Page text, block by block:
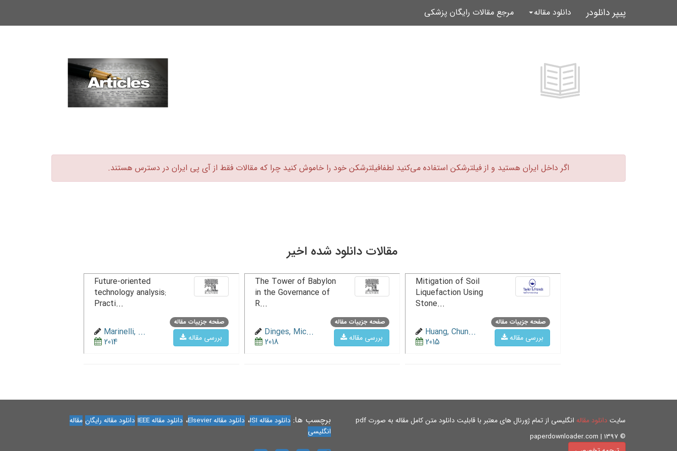
پیپر دانلودر دانلود مقاله مرجع مقالات رایگان پزشکی
اگر داخل ایران هستید و از فیلترشکن استفاده می‌کنید لطفافیلترشکن خود را خاموش کنید چرا که مقالات فقط از آی پی ایران در دسترس هستند.‏
مقالات دانلود شده اخیر
صفحه جزییات مقاله
بررسی مقاله
Mitigation of Soil
Liquefaction Using
Stone...
Huang, Chun...
2015
صفحه جزییات مقاله
بررسی مقاله
The Tower of Babylon
in the Governance of
R...
Dinges, Mic...
2018
صفحه جزییات مقاله
بررسی مقاله
Future-oriented
technology analysis:
Practi...
Marinelli, ...
2014
سایت دانلود مقاله انگلیسی از تمام ژورنال های معتبر با قابلیت دانلود متن کامل مقاله به صورت pdf
© paperdownloader.com | 1397
برچسب ها: دانلود مقاله ISI ، دانلود مقاله Elsevier ، دانلود مقاله IEEE دانلود مقاله رایگان مقاله
انگلیسی